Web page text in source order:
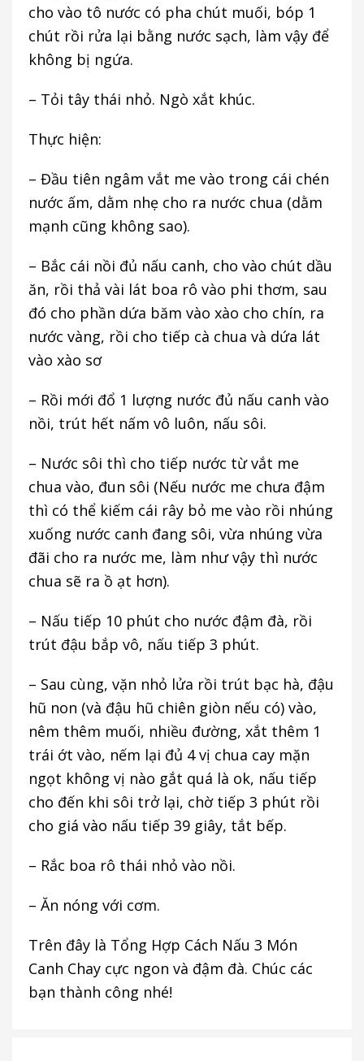
cho vào tô nước có pha chút muối, bóp 1
chút rồi rửa lại bằng nước sạch, làm vậy để
không bị ngứa.
– Tỏi tây thái nhỏ. Ngò xắt khúc.
Thực hiện:
– Đầu tiên ngâm vắt me vào trong cái chén
nước ấm, dằm nhẹ cho ra nước chua (dằm
mạnh cũng không sao).
– Bắc cái nồi đủ nấu canh, cho vào chút dầu
ăn, rồi thả vài lát boa rô vào phi thơm, sau
đó cho phần dứa băm vào xào cho chín, ra
nước vàng, rồi cho tiếp cà chua và dứa lát
vào xào sơ
– Rồi mới đổ 1 lượng nước đủ nấu canh vào
nồi, trút hết nấm vô luôn, nấu sôi.
– Nước sôi thì cho tiếp nước từ vắt me
chua vào, đun sôi (Nếu nước me chưa đậm
thì có thể kiếm cái rây bỏ me vào rồi nhúng
xuống nước canh đang sôi, vừa nhúng vừa
đãi cho ra nước me, làm như vậy thì nước
chua sẽ ra ồ ạt hơn).
– Nấu tiếp 10 phút cho nước đậm đà, rồi
trút đậu bắp vô, nấu tiếp 3 phút.
– Sau cùng, vặn nhỏ lửa rồi trút bạc hà, đậu
hũ non (và đậu hũ chiên giòn nếu có) vào,
nêm thêm muối, nhiều đường, xắt thêm 1
trái ớt vào, nếm lại đủ 4 vị chua cay mặn
ngọt không vị nào gắt quá là ok, nấu tiếp
cho đến khi sôi trở lại, chờ tiếp 3 phút rồi
cho giá vào nấu tiếp 39 giây, tắt bếp.
– Rắc boa rô thái nhỏ vào nồi.
– Ăn nóng với cơm.
Trên đây là Tổng Hợp Cách Nấu 3 Món
Canh Chay cực ngon và đậm đà. Chúc các
bạn thành công nhé!